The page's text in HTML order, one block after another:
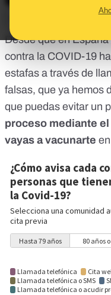
Desde que en
contra la COVID-19
estafas a través de
falsas, que ya hemos
que puedas evitar un
proceso mediante
vayas a vacunarte